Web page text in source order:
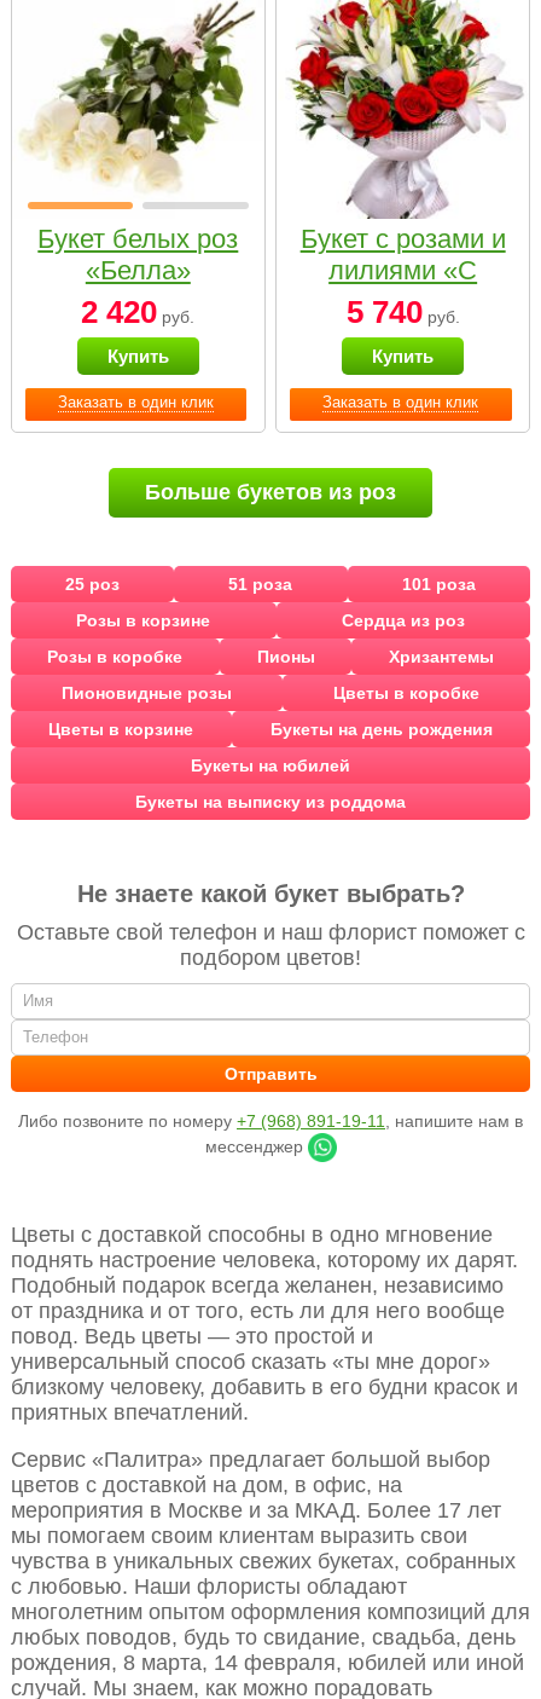
Заказать в один клик
Букет белых роз
«Белла»
2 420 руб.
Купить
Заказать в один клик
Букет с розами и
лилиями «С
наилучшими
пожеланиями»
5 740руб.
Купить
Больше букетов из роз
25 роз 51 роза
101 роза
Розы в корзине
Сердца из роз
Розы в коробке
Пионы
Хризантемы
Пионовидные розы
Цветы в коробке
Цветы в корзине
Букеты на день рождения
Букеты на юбилей
Букеты на выписку из роддома
Не знаете какой букет выбрать?
Оставьте свой телефон и наш флорист поможет с
подбором цветов!
Либо позвоните по номеру +7 (968) 891-19-11
, напишите нам в
мессенджер
Цветы с доставкой способны в одно мгновение
поднять настроение человека, которому их дарят.
Подобный подарок всегда желанен, независимо
от праздника и от того, есть ли для него вообще
повод. Ведь цветы — это простой и
универсальный способ сказать «ты мне дорог»
близкому человеку, добавить в его будни красок и
приятных впечатлений.
Сервис «Палитра» предлагает большой выбор
цветов с доставкой на дом, в офис, на
мероприятия в Москве и за МКАД. Более 17 лет
мы помогаем своим клиентам выразить свои
чувства в уникальных свежих букетах, собранных
с любовью. Наши флористы обладают
многолетним опытом оформления композиций для
любых поводов, будь то свидание, свадьба, день
рождения, 8 марта, 14 февраля, юбилей или иной
случай. Мы знаем, как можно порадовать